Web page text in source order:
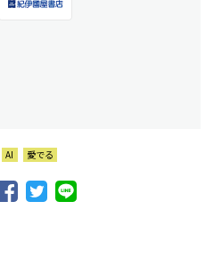
AI 愛でる